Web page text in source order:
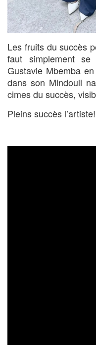
Les fruits du succès
faut simplement
Gustavie Mbemba
dans son Mindouli
cimes du succès,
Pleins succès l’artiste!